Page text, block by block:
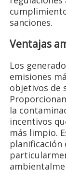
sanciones.
Ventajas
Los
emisiones
objetivos de
la
incentivos
más limpio.
planificación